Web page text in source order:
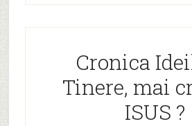
Cronica
Tinere, mai
ISUS ?